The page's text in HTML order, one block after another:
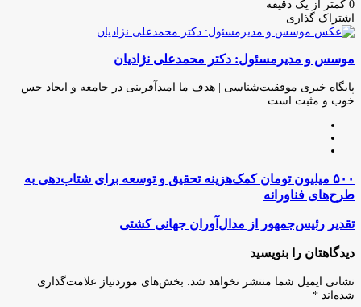
0 کمتر از یک دقیقه
اشتراک گذاری
فیس
توئیتر
لینکدین
واتس
تلگرام
اشتراک
از
ایمیل
چاپ
موسس و مدیرمسئول: دکتر محمدعلی نژادیان
پایگاه خبری موفقیت‌شناسی | هدف ما امیدآفرینی در جامعه و ایجاد حس
خوب و مثبت است.
۵۰۰
میلیون
تومان
کمک‌هزینه
تحقیق
توسعه
شتاب‌دهی
به
۵۰۰ میلیون تومان کمک‌هزینه تحقیق و توسعه برای شتاب‌دهی به
طرح‌های فناورانه
تقدیر
از
مدال‌آوران
جهانی
کشتی
تقدیر رئیس‌جمهور از مدال‌آوران جهانی کشتی
دیدگاهتان را بنویسید
نشانی ایمیل شما منتشر نخواهد شد.
بخش‌های موردنیاز علامت‌گذاری
شده‌اند *